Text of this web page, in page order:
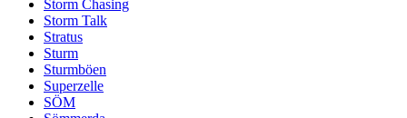
Storm Chasing
Storm Talk
Stratus
Sturm
Sturmböen
Superzelle
SÖM